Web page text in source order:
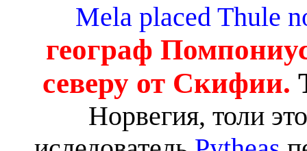
Mela placed Thule
географ
северу от Скифии.
Норвегия, толи